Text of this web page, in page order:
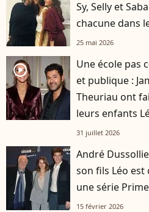
Sy, Selly et
chacune dans
25 mai 2026
player2
Une école pas
et publique :
Theuriau ont
leurs enfants
31 juillet 2026
André
son fils Léo est
une série
15 février 2026